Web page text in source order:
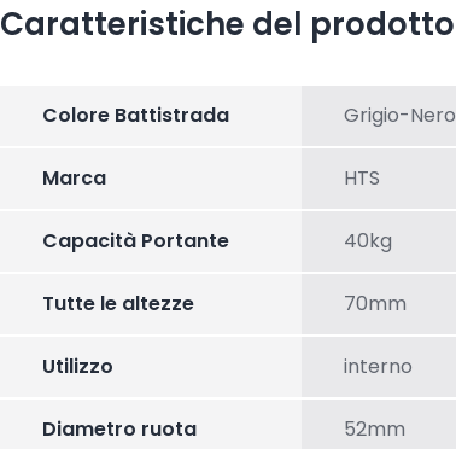
Caratteristiche del prodotto
Colore Battistrada Grigio-Nero
Marca HTS
Capacità Portante 40kg
Tutte le altezze 70mm
Utilizzo interno
Diametro ruota 52mm